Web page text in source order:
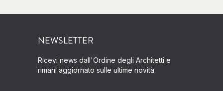
NEWSLETTER
Ricevi news dall'Ordine degli Architetti e
rimani aggiornato sulle ultime novità.